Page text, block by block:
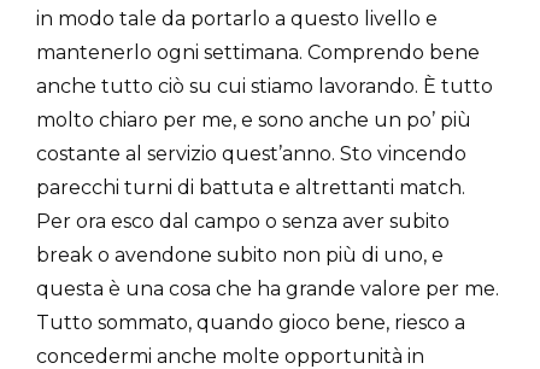
in modo tale da portarlo a questo livello e
mantenerlo ogni settimana. Comprendo bene
anche tutto ciò su cui stiamo lavorando. È tutto
molto chiaro per me, e sono anche un po’ più
costante al servizio quest’anno. Sto vincendo
parecchi turni di battuta e altrettanti match.
Per ora esco dal campo o senza aver subito
break o avendone subito non più di uno, e
questa è una cosa che ha grande valore per me.
Tutto sommato, quando gioco bene, riesco a
concedermi anche molte opportunità in